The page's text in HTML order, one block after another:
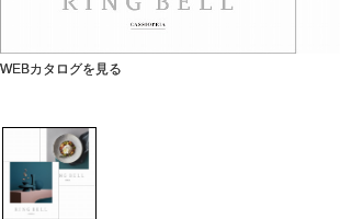
WEBカタログを見る